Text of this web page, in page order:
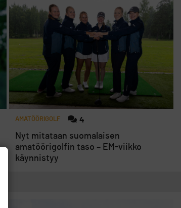
AMATÖÖRIGOLF 4
Nyt mitataan suomalaisen
amatöörigolfin taso – EM-viikko
käynnistyy